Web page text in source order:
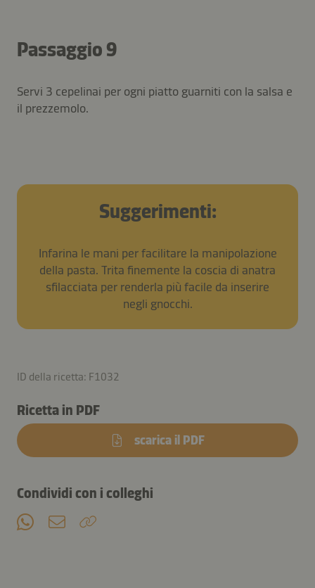
Passaggio 9
Servi 3 cepelinai per ogni piatto guarniti con la salsa e
il prezzemolo.
Suggerimenti:
Infarina le mani per facilitare la manipolazione
della pasta. Trita finemente la coscia di anatra
sfilacciata per renderla più facile da inserire
negli gnocchi.
ID della ricetta: F1032
Ricetta in PDF
scarica il PDF
Condividi con i colleghi